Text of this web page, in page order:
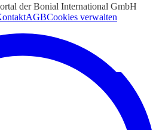
der Bonial International GmbH
AGBCookies verwalten